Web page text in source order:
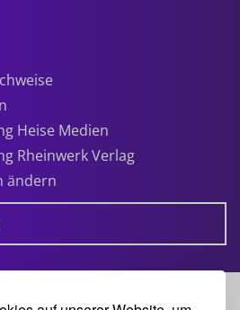
Heise Medien
Rheinwerk Verlag
ändern